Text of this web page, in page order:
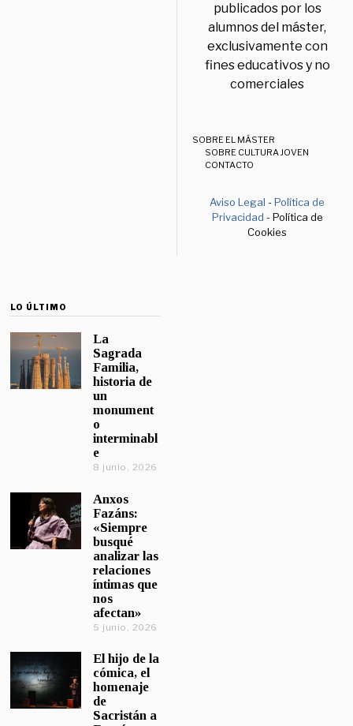
publicados por los
alumnos del máster,
exclusivamente con
fines educativos y no
comerciales
SOBRE EL MÁSTER
SOBRE CULTURA JOVEN
CONTACTO
Aviso Legal -Política de
Privacidad - Política de
Cookies
LO ÚLTIMO
La
Sagrada
Familia,
historia de
un
monument
o
interminabl
e
8 junio, 2026
Anxos
Fazáns:
«Siempre
busqué
analizar las
relaciones
íntimas que
nos
afectan»
5 junio, 2026
El hijo de la
cómica, el
homenaje
de
Sacristán a